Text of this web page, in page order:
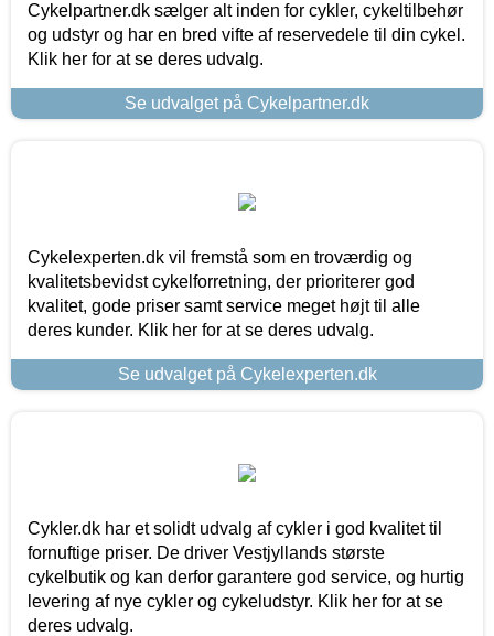
Cykelpartner.dk sælger alt inden for cykler, cykeltilbehør
og udstyr og har en bred vifte af reservedele til din cykel.
Klik her for at se deres udvalg.
Se udvalget på Cykelpartner.dk
Cykelexperten.dk vil fremstå som en troværdig og
kvalitetsbevidst cykelforretning, der prioriterer god
kvalitet, gode priser samt service meget højt til alle
deres kunder. Klik her for at se deres udvalg.
Se udvalget på Cykelexperten.dk
Cykler.dk har et solidt udvalg af cykler i god kvalitet til
fornuftige priser. De driver Vestjyllands største
cykelbutik og kan derfor garantere god service, og hurtig
levering af nye cykler og cykeludstyr. Klik her for at se
deres udvalg.